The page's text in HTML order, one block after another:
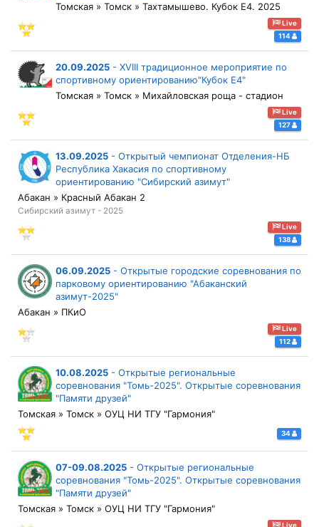
Томская » Томск » Тахтамышево. Кубок Е4. 2025
Live
114
20.09.2025 - XVIII традиционное мероприятие по
спортивному ориентированию"Кубок Е4"
Томская » Томск » Михайловская роща - стадион
Live
127
13.09.2025 - Открытый чемпионат Отделения-НБ
Республика Хакасия по спортивному
ориентированию "Сибирский азимут"
Абакан » Красный Абакан 2
Сибирский азимут - 2025
Live
138
06.09.2025 - Открытые городские соревнования по
парковому ориентированию "Абаканский
азимут-2025"
Абакан » ПКиО
Live
112
10.08.2025 - Открытые региональные
соревнования "Томь-2025". Открытые соревнования
"Памяти друзей"
Томская » Томск » ОУЦ НИ ТГУ "Гармония"
34
07-09.08.2025 - Открытые региональные
соревнования "Томь-2025". Открытые соревнования
"Памяти друзей"
Томская » Томск » ОУЦ НИ ТГУ "Гармония"
Live